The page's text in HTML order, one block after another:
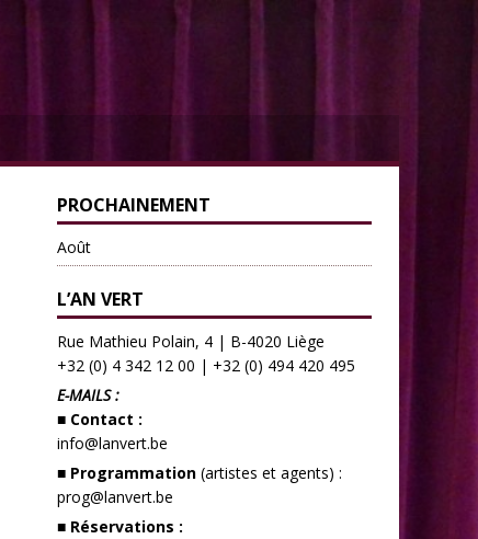
PROCHAINEMENT
Août
L’AN VERT
Rue Mathieu Polain, 4 | B-4020 Liège
+32 (0) 4 342 12 00 | +32 (0) 494 420 495
E-MAILS :
■ Contact :
info@lanvert.be
■ Programmation(artistes et agents) :
prog@lanvert.be
■ Réservations :